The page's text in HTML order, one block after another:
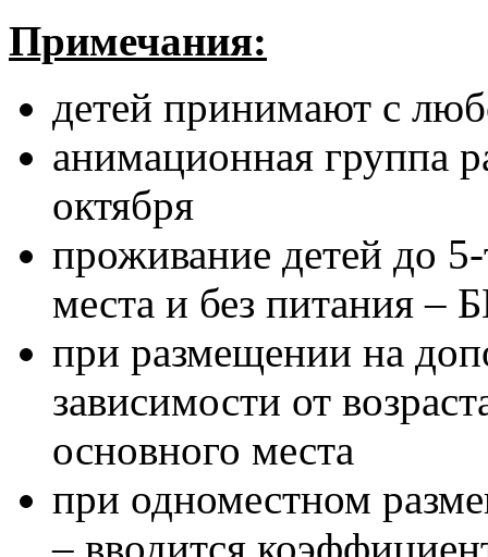
Примечания:
детей принимают с
анимационная группа
октября
проживание детей до 5-
места и без питания
при размещении на
зависимости от
основного места
при одноместном